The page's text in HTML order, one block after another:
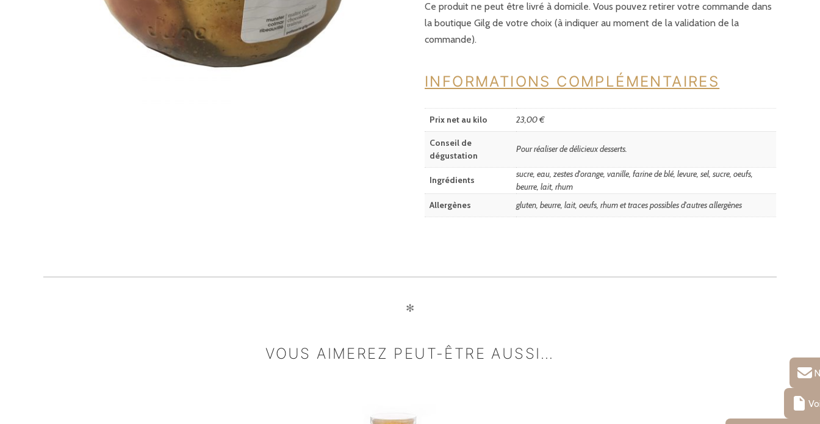
Ce produit ne peut être livré à domicile. Vous pouvez retirer votre commande dans
la boutique Gilg de votre choix (à indiquer au moment de la validation de la
commande).
INFORMATIONS COMPLÉMENTAIRES
Prix net au kilo 23,00 €
Conseil de
dégustation
Pour réaliser de délicieux desserts.
Ingrédients
sucre, eau, zestes d'orange, vanille, farine de blé, levure, sel, sucre, oeufs,
beurre, lait, rhum
Allergènes
gluten, beurre, lait, oeufs, rhum et traces possibles d'autres allergènes
✻
VOUS AIMEREZ PEUT-ÊTRE AUSSI…